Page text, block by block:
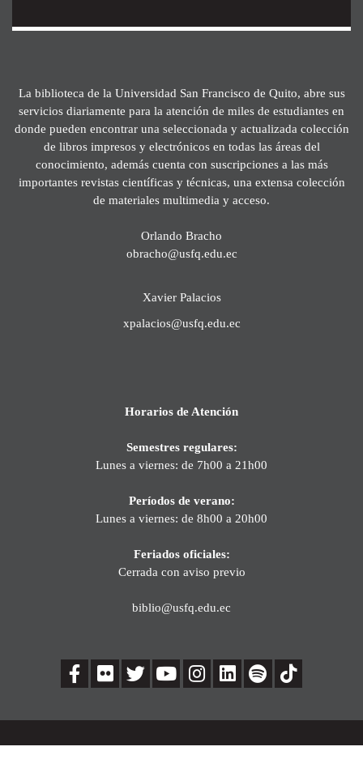
La biblioteca de la Universidad San Francisco de Quito, abre sus
servicios diariamente para la atención de miles de estudiantes en
donde pueden encontrar una seleccionada y actualizada colección
de libros impresos y electrónicos en todas las áreas del
conocimiento, además cuenta con suscripciones a las más
importantes revistas científicas y técnicas, una extensa colección
de materiales multimedia y acceso.
Orlando Bracho
obracho@usfq.edu.ec
Xavier Palacios
xpalacios@usfq.edu.ec
Horarios de Atención
Semestres regulares:
Lunes a viernes: de 7h00 a 21h00
Períodos de verano:
Lunes a viernes: de 8h00 a 20h00
Feriados oficiales:
Cerrada con aviso previo
biblio@usfq.edu.ec